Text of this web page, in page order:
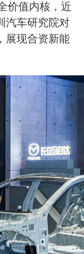
价值内核，近
汽车研究院对
展现合资新能